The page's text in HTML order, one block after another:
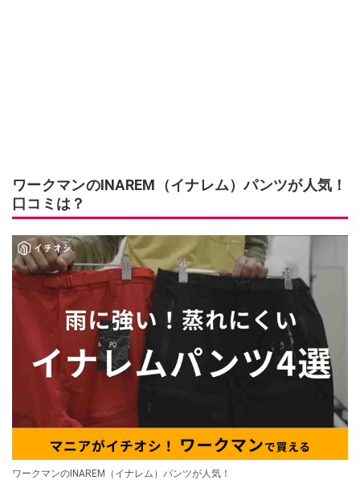
ワークマンのINAREM（イナレム）パンツが人気！
口コミは？
ワークマンのINAREM（イナレム）パンツが人気！